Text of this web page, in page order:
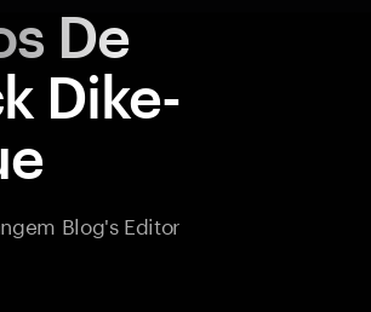
De
Dike-
Blog's Editor